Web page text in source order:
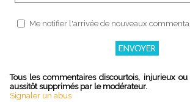
Me notifier l'arrivée de nouveaux
Tous les commentaires discourtois, injurieux
aussitôt supprimés par le modérateur.
Signaler un abus